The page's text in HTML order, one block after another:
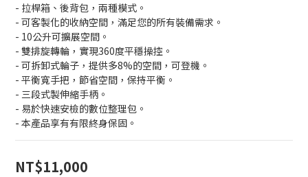
- 拉桿箱、後背包，兩種模式。
- 可客製化的收納空間，滿足您的所有裝備需求。
- 10公升可擴展空間。
- 雙排旋轉輪，實現360度平穩操控。
- 可拆卸式輪子，提供多8%的空間，可登機。
- 平衡寬手把，節省空間，保持平衡。
- 三段式製伸縮手柄。
- 易於快速安檢的數位整理包。
- 本產品享有有限終身保固。
NT$11,000